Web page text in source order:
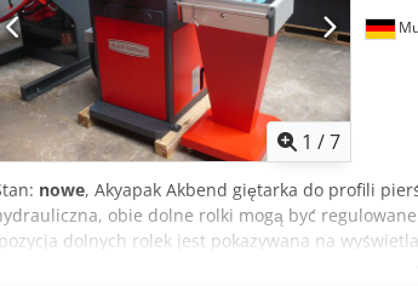
1 /7
nowe, Akyapak Akbend giętarka do profili
obie dolne rolki mogą być
dolnych rolek jest pokazywana na
rolki - Znak CE / deklaracja zgodności - Instrukcja